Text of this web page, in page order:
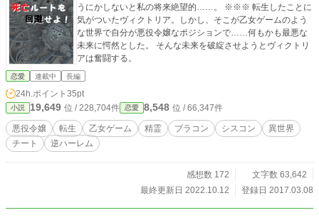
うにかしないと私の将来絶望的……。 ※※※ 転生したことに
気がついたヴィクトリア。しかし、そこが乙女ゲームのよう
な世界で自分が悪役令嬢なポジションで……何もかも最悪な
未来に愕然とした。 そんな未来を破綻させようとヴィクトリ
アは奮闘する。
恋愛 連載中 長編
24h.ポイント 35pt
小説 19,649 位 / 228,704件 恋愛 8,548 位 / 66,347件
悪役令嬢 転生 乙女ゲーム 精霊 ブラコン シスコン
異世界
チート
逆ハーレム
感想数 172
文字数 63,642
最終更新日 2022.10.12
登録日 2017.03.08